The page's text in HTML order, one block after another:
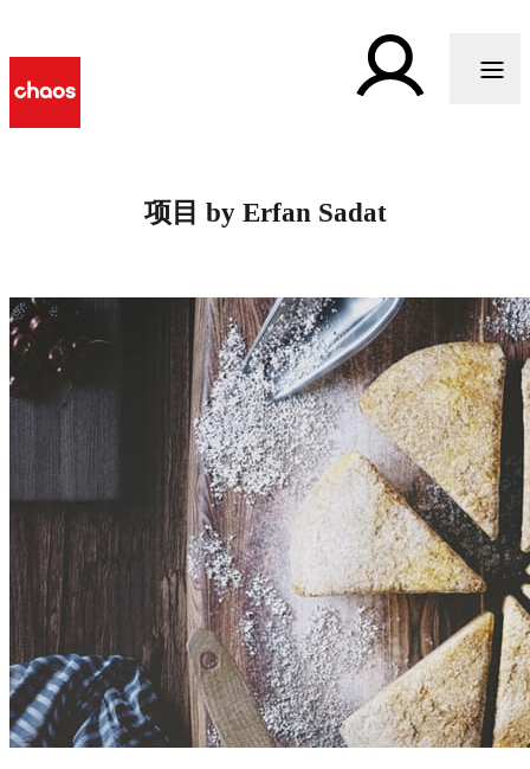
项目 by Erfan Sadat